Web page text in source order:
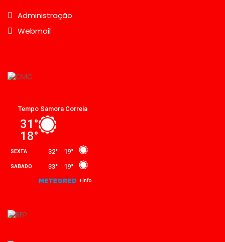
Administração
Webmail